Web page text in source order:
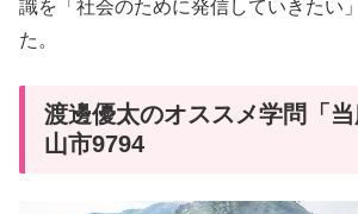
識を「社会のために発信していきたい
た。
渡邊優太のオススメ学問「
山市9794